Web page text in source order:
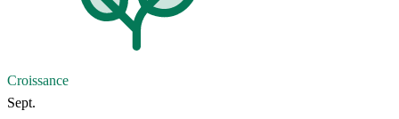
Croissance
Sept.